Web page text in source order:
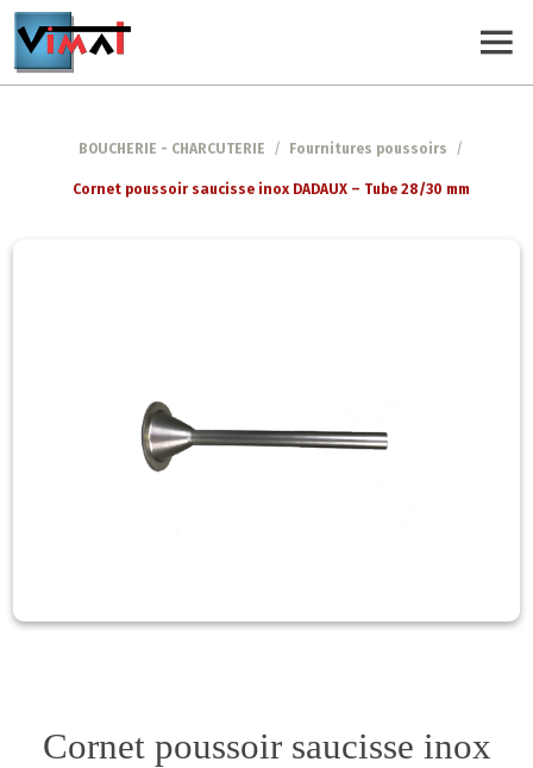
BOUCHERIE - CHARCUTERIE / Fournitures poussoirs /
Cornet poussoir saucisse inox DADAUX – Tube 28/30 mm
Cornet poussoir saucisse inox